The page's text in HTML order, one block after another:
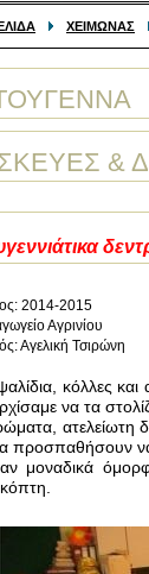
ΧΕΙΜΩΝΑΣ
&
2014-2015
Αγρινίου
Αγελική Τσιρώνη
κόλλες
να τα
ατελείωτη
προσπαθήσουν
μοναδικά